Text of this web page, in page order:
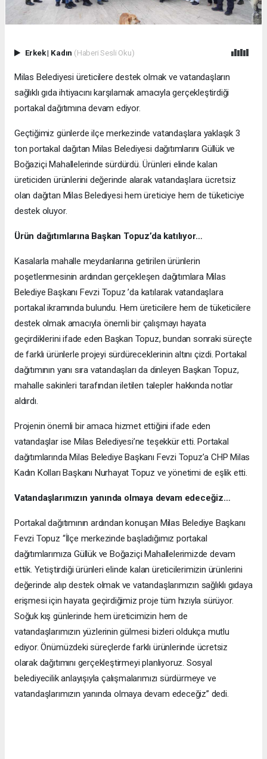
Erkek| Kadın (Haberi Sesli Oku)
Milas Belediyesi üreticilere destek olmak ve vatandaşların
sağlıklı gıda ihtiyacını karşılamak amacıyla gerçekleştirdiği
portakal dağıtımına devam ediyor.
Geçtiğimiz günlerde ilçe merkezinde vatandaşlara yaklaşık 3
ton portakal dağıtan Milas Belediyesi dağıtımlarını Güllük ve
Boğaziçi Mahallelerinde sürdürdü. Ürünleri elinde kalan
üreticiden ürünlerini değerinde alarak vatandaşlara ücretsiz
olan dağıtan Milas Belediyesi hem üreticiye hem de tüketiciye
destek oluyor.
Ürün dağıtımlarına Başkan Topuz’da katılıyor…
Kasalarla mahalle meydanlarına getirilen ürünlerin
poşetlenmesinin ardından gerçekleşen dağıtımlara Milas
Belediye Başkanı Fevzi Topuz ’da katılarak vatandaşlara
portakal ikramında bulundu. Hem üreticilere hem de tüketicilere
destek olmak amacıyla önemli bir çalışmayı hayata
geçirdiklerini ifade eden Başkan Topuz, bundan sonraki süreçte
de farklı ürünlerle projeyi sürdüreceklerinin altını çizdi. Portakal
dağıtımının yanı sıra vatandaşları da dinleyen Başkan Topuz,
mahalle sakinleri tarafından iletilen talepler hakkında notlar
aldırdı.
Projenin önemli bir amaca hizmet ettiğini ifade eden
vatandaşlar ise Milas Belediyesi’ne teşekkür etti. Portakal
dağıtımlarında Milas Belediye Başkanı Fevzi Topuz’a CHP Milas
Kadın Kolları Başkanı Nurhayat Topuz ve yönetimi de eşlik etti.
Vatandaşlarımızın yanında olmaya devam edeceğiz…
Portakal dağıtımının ardından konuşan Milas Belediye Başkanı
Fevzi Topuz “İlçe merkezinde başladığımız portakal
dağıtımlarımıza Güllük ve Boğaziçi Mahallelerimizde devam
ettik. Yetiştirdiği ürünleri elinde kalan üreticilerimizin ürünlerini
değerinde alıp destek olmak ve vatandaşlarımızın sağlıklı gıdaya
erişmesi için hayata geçirdiğimiz proje tüm hızıyla sürüyor.
Soğuk kış günlerinde hem üreticimizin hem de
vatandaşlarımızın yüzlerinin gülmesi bizleri oldukça mutlu
ediyor. Önümüzdeki süreçlerde farklı ürünlerinde ücretsiz
olarak dağıtımını gerçekleştirmeyi planlıyoruz. Sosyal
belediyecilik anlayışıyla çalışmalarımızı sürdürmeye ve
vatandaşlarımızın yanında olmaya devam edeceğiz” dedi.